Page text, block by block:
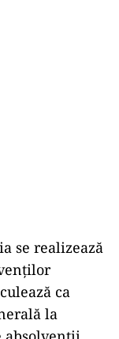
se realizează
ca
la